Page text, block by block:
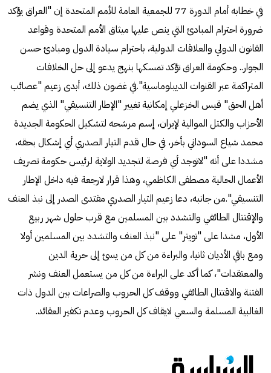
في خطابه أمام الدورة 77 للجمعية العامة للأمم المتحدة إن "العراق يؤكد
ضرورة احترام المبادئ التي ينص عليها ميثاق الأمم المتحدة وقواعد
القانون الدولي والعلاقات الدولية، باحترام سيادة الدول ومبادئ حسن
الجوار.. وحكومة العراق تؤكد تمسكها بنهج يدعو إلى حل الخلافات
المتراكمة عبر القنوات الديبلوماسية".في غضون ذلك، أبدى زعيم "عصائب
أهل الحق" قيس الخزعلي إمكانية تغيير "الإطار التنسيقي" الذي يضم
الأحزاب والكتل الموالية لإيران، إسم مرشحه لتشكيل الحكومة الجديدة
محمد شياع السوداني بأخر، في حال قدم التيار الصدري أي إشكال بحقه،
مشددا على أنه "لاتوجد أي فرصة لتجديد الولاية لرئيس حكومة تصريف
الأعمال الحالية مصطفى الكاظمي، وهذا قرار لارجعة فيه داخل الإطار
التنسيقي".من جانبه، دعا زعيم التيار الصدري مقتدى الصدر إلى نبذ العنف
والإقتتال الطائفي والتشدد بين المسلمين مع قرب حلول شهر ربيع
الأول، مشدا على "تويتر" على "نبذ العنف والتشدد بين المسلمين أولا
ومع باقي الأديان ثانيا، والبراءة من كل من يسئ إلى حرية الدين
والمعتقدات"، كما أكد على البراءة من كل من يستعمل العنف ونشر
الفتنة والاقتتال الطائفي ووقف كل الحروب والصراعات بين الدول ذات
الغالبية المسلمة والسعي لايقاف كل الحروب وعدم تكفير العقائد.